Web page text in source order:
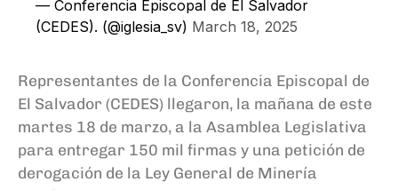
— Conferencia Episcopal de El Salvador
(CEDES). (@iglesia_sv) March 18, 2025
Representantes de la Conferencia Episcopal de
El Salvador (CEDES) llegaron, la mañana de este
martes 18 de marzo, a la Asamblea Legislativa
para entregar 150 mil firmas y una petición de
derogación de la Ley General de Minería